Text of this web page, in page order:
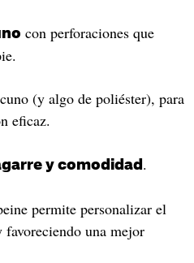
con perforaciones que
(y algo de poliéster), para
eficaz.
y comodidad .
permite personalizar el
una mejor